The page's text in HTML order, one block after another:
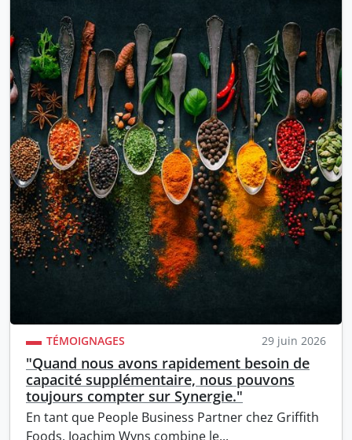
TÉMOIGNAGES 29 juin 2026
"Quand nous avons rapidement besoin de
capacité supplémentaire, nous pouvons
toujours compter sur Synergie."
En tant que People Business Partner chez Griffith
Foods, Joachim Wyns combine le...